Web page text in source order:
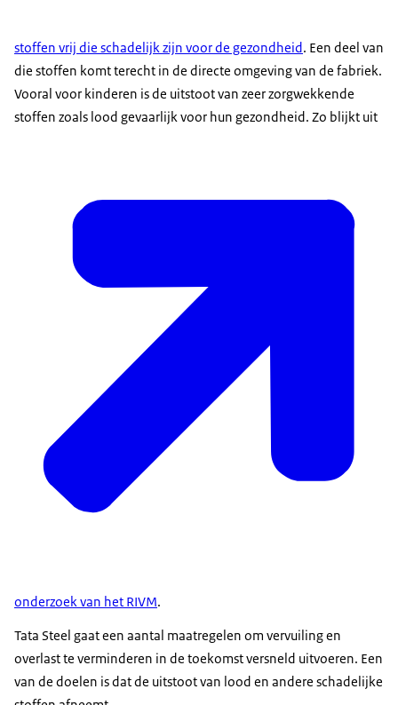
stoffen vrij die schadelijk zijn voor de gezondheid. Een deel van
die stoffen komt terecht in de directe omgeving van de fabriek.
Vooral voor kinderen is de uitstoot van zeer zorgwekkende
stoffen zoals lood gevaarlijk voor hun gezondheid. Zo blijkt uit
onderzoek van het RIVM.
Tata Steel gaat een aantal maatregelen om vervuiling en
overlast te verminderen in de toekomst versneld uitvoeren. Een
van de doelen is dat de uitstoot van lood en andere schadelijke